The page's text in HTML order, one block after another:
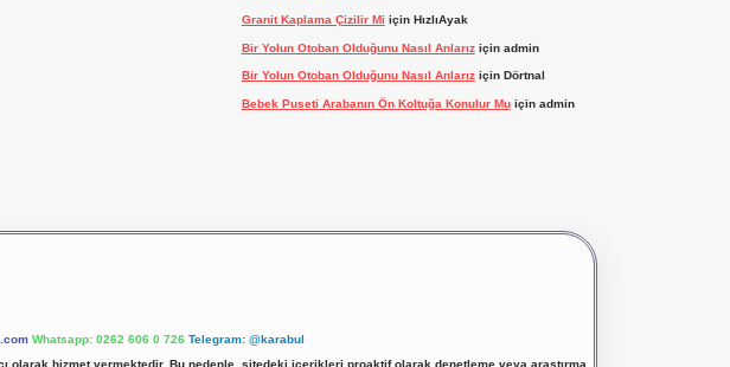
Granit Kaplama Çizilir Mi için HızlıAyak
Bir Yolun Otoban Olduğunu Nasıl Anlarıziçin admin
Bir Yolun Otoban Olduğunu Nasıl Anlarıziçin Dörtnal
Bebek Puseti Arabanın Ön Koltuğa Konulur Muiçin admin
Whatsapp: 0262 606 0 726 Telegram: @karabul
olarak hizmet vermektedir. Bu nedenle, sitedeki içerikleri proaktif olarak denetleme veya araştırma